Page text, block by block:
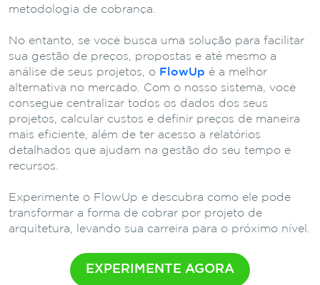
metodologia de cobrança.
No entanto, se você busca uma solução para facilitar
sua gestão de preços, propostas e até mesmo a
análise de seus projetos, o FlowUp é a melhor
alternativa no mercado. Com o nosso sistema, você
consegue centralizar todos os dados dos seus
projetos, calcular custos e definir preços de maneira
mais eficiente, além de ter acesso a relatórios
detalhados que ajudam na gestão do seu tempo e
recursos.
Experimente o FlowUp e descubra como ele pode
transformar a forma de cobrar por projeto de
arquitetura, levando sua carreira para o próximo nível.
EXPERIMENTE AGORA